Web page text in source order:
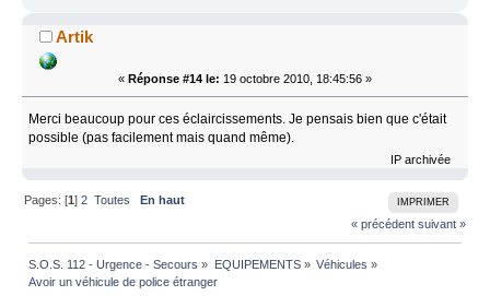
Artik
« Réponse #14 le: 19 octobre 2010, 18:45:56 »
Merci beaucoup pour ces éclaircissements. Je pensais bien que c'était
possible (pas facilement mais quand même).
IP archivée
IMPRIMER
Pages: [1]2 Toutes
En haut
« précédent suivant »
S.O.S. 112 - Urgence - Secours » EQUIPEMENTS» Véhicules »
Avoir un véhicule de police étranger